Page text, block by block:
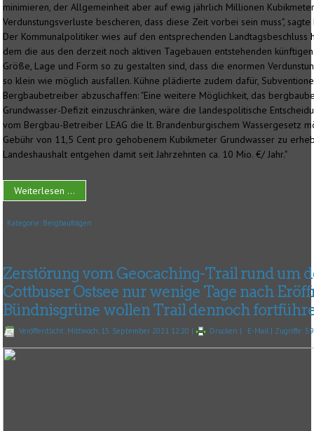
minimieren, der Allgemeinheit aber auf ewig jährlich Millionen
Verdunstungsverluste bescheren, dass diese Zeit vorbei sein muss", sagte
Der Kommunalpolitiker wies auf den entsprechenden Landtagsbeschluss
dem die aus den derzeit noch aktiven Tagebauen entstehenden
Größe, Lage und Form so zu gestalten sind, dass die enormen
so klein wie möglich ausfallen. Kühne plädierte zudem dafür,
Bergbaubetreiber abzuschaffen: "Eine weitere Möglichkeit, das
Grundwasser-Defizit einzuschränken, wäre die landespolitische
vom Bergbau-Betreiber LEAG die lt. Brandenburgischem Wassergesetz
Gebühr von 11,5 Cent pro gehobenem Kubikmeter Grundwasser zu
Landeshaushalt entgehen damit seit Jahrzehnten ca. 10 Mio. €/ Jahr."
Weiterlesen ...
Kategorie: Bergbaufolgen
Zerstörung vom Geocaching-Trail rund um
Cottbuser Ostsee nur wenige Tage nach
Bündnisgrüne wollen Trail dennoch
Veröffentlicht: Mittwoch, 15. September 2021 12:20 | Drucken | E-Mail | Zugriffe: